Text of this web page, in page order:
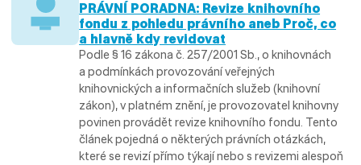
PRÁVNÍ PORADNA: Revize knihovního
fondu z pohledu právního aneb Proč, co
a hlavně kdy revidovat
Podle § 16 zákona č. 257/2001 Sb., o knihovnách
a podmínkách provozování veřejných
knihovnických a informačních služeb (knihovní
zákon), v platném znění, je provozovatel knihovny
povinen provádět revize knihovního fondu. Tento
článek pojedná o některých právních otázkách,
které se revizí přímo týkají nebo s revizemi alespoň